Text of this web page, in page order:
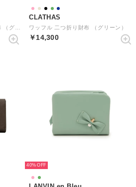
CLATHAS
ワッフル 二つ折り財布 （グリーン）
￥14,300
40%